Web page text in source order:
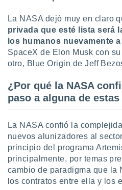
e
mediante
de
1199
La NASA dejó muy en claro
privada que esté lista será
los humanos nuevamente
SpaceX de Elon Musk con
otro, Blue Origin de Jeff
¿Por qué la NASA
paso a alguna de
La NASA confió la
nuevos alunizadores al
principio del programa
principalmente, por temas
cambio de paradigma que la
los contratos entre ella y los